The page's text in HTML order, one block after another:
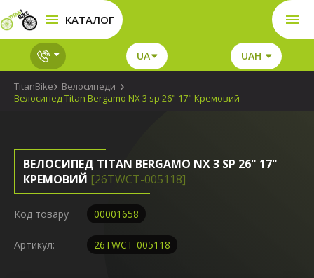
КАТАЛОГ
UA UAH
TitanBike
Велосипеди
Велосипед Titan Bergamo NX 3 sp 26" 17" Кремовий
ВЕЛОСИПЕД TITAN BERGAMO NX 3 SP 26" 17"
КРЕМОВИЙ [26TWCT-005118]
Код товару 00001658
Артикул: 26TWCT-005118